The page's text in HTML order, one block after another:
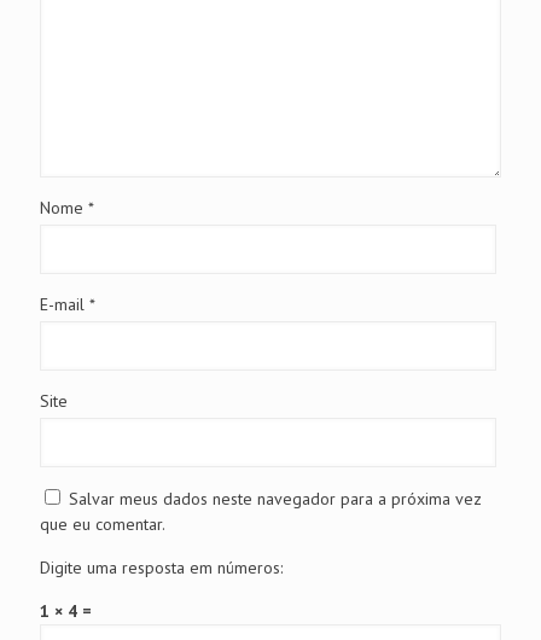
Nome *
E-mail *
Site
Salvar meus dados neste navegador para a próxima vez
que eu comentar.
Digite uma resposta em números:
1 × 4 =